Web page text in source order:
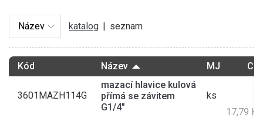
katalog | seznam
Kód Název MJ
3601MAZH114G
mazací hlavice kulová
přímá se závitem
G1/4"
ks
17,79